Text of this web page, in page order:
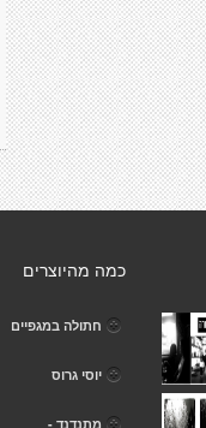
כמה מהיוצרים
חתולה במגפיים
יוסי גרוס
מתנדנד -